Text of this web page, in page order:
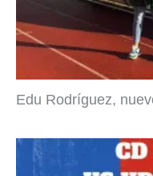
Edu Rodríguez,